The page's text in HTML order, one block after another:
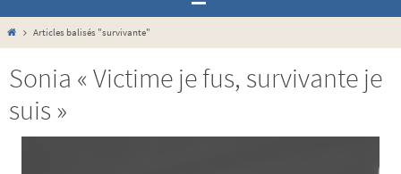
HomeArticles balisés "survivante"
Sonia « Victime je fus, survivante je
suis »